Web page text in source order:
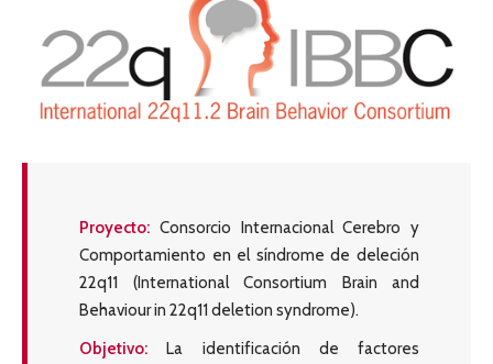
Proyecto: Consorcio Internacional Cerebro y
Comportamiento en el síndrome de deleción
22q11 (International Consortium Brain and
Behaviour in 22q11 deletion syndrome).
Objetivo: La identificación de factores